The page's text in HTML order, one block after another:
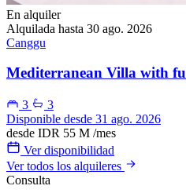
En alquiler
Alquilada hasta 30 ago. 2026
Canggu
Mediterranean Villa with
3
3
Disponible desde 31 ago. 2026
desde IDR 55 M /mes
Ver disponibilidad
Ver todos los alquileres
Consulta